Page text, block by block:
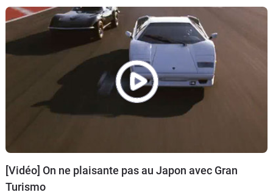
[Vidéo] On ne plaisante pas au Japon avec Gran
Turismo